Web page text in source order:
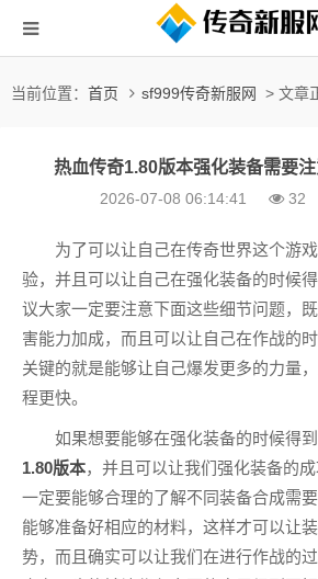
当前位置： 首页 sf999传奇新服网 > 文章
热血传奇1.80版本强化装备需要注
2026-07-08 06:14:41 32
为了可以让自己在传奇世界这个游戏
验，并且可以让自己在强化装备的时候
议大家一定要注意下面这些细节问题，
害能力加成，而且可以让自己在作战的
关键的就是能够让自己爆发更多的力量
程更快。
如果想要能够在强化装备的时候得到
1.80版本，并且可以让我们强化装备的
一定要能够合理的了解不同装备合成需
能够准备好相应的材料，这样才可以让
势，而且确实可以让我们在进行作战的